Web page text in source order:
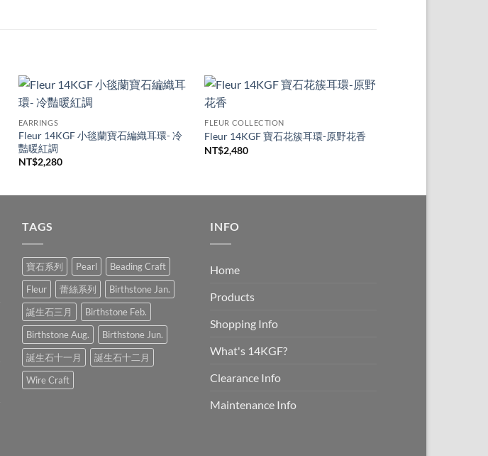
+
EARRINGS
Fleur 14KGF 小毯蘭寶石編織耳環- 冷
豔暖紅調
NT$2,280
+
FLEUR COLLECTION
Fleur 14KGF 寶石花簇耳環-原野花香
NT$2,480
TAGS
寶石系列 Pearl
Beading Craft
Fleur
蕾絲系列
Birthstone Jan.
誕生石三月
Birthstone Feb.
Birthstone Aug.
Birthstone Jun.
誕生石十一月
誕生石十二月
Wire Craft
INFO
Home
Products
Shopping Info
What's 14KGF?
Clearance Info
Maintenance Info